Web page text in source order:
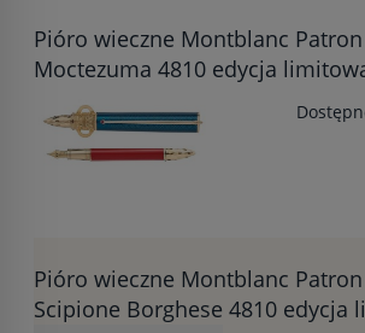
Pióro wieczne Montblanc
Moctezuma 4810 edycja
Pióro wieczne Montblanc
Scipione Borghese 4810 edycja